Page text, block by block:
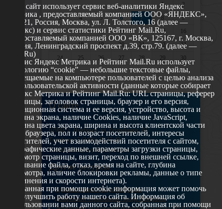
1
2
3
4 5 6 7 8
9
10
11 12 13 14 15
16
17
18 19 20 21 22
23
24
25 26 27 28 29
30
31
О сайте
629802 г. Ноябрьск, ул. Республики, 49
Телефон: +7 (3496) 35-37-49
E-mail: udsm@noyabrsk.yanao.ru
Другие ресурсы
Администрация города Ноябрьска
Департамент образования города Ноябрьска
Этот сайт использует сервис веб-аналитики Яндекс
Метрика , предоставляемый компанией ООО «ЯНДЕКС»,
119021, Россия, Москва, ул. Л. Толстого, 16 (далее —
Яндекс) и сервис статистики Рейтинг Mail.Ru,
предоставляемый компанией ООО «ВК», 125167, г. Москва,
Россия, Ленинградский проспект д.39, стр.79. (далее —
Mail.Ru)
Сервис Яндекс Метрика и Рейтинг Mail.Ru использует
технологию “cookie” — небольшие текстовые файлы,
размещаемые на компьютере пользователей с целью анализа
их пользовательской активности (данные которые собирает
Яндекс Метрика и Рейтинг Mail.Ru: URL страницы, реферер
страницы, заголовок страницы, браузер и его версия,
операционная система и ее версия, устройство, высота и
ширина экрана, наличие Cookies, наличие JavaScript,
глубина цвета экрана, ширина и высота клиентской части
окна браузера, пол и возраст посетителей, интересы
посетителей, учет взаимодействий посетителя с сайтом,
географические данные, параметры загрузки страницы,
просмотр страницы, визит, переход по внешней ссылке,
cкачивание файла, отказ, время на сайте, глубина
просмотра, наличие блокировки рекламы, данные о типе
соединения и скорости интернета).
Собранная при помощи cookie информация может помочь
нам улучшить работу нашего сайта. Информация об
использовании вами данного сайта, собранная при помощи